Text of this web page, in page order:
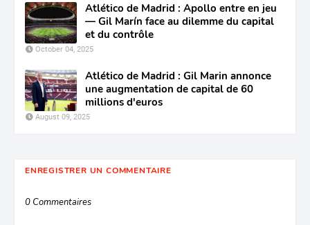
Atlético de Madrid : Apollo entre en jeu
— Gil Marín face au dilemme du capital
et du contrôle
October 04, 2025
Atlético de Madrid : Gil Marin annonce
une augmentation de capital de 60
millions d'euros
August 09, 2025
ENREGISTRER UN COMMENTAIRE
0 Commentaires